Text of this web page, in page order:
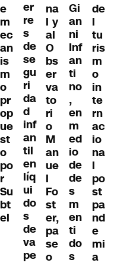
e
m
ec
an
is
m
o
pr
op
ue
st
o
po
r
Su
bt
el
er
re
s
de
se
gu
ri
da
d
inf
an
til
en
líq
ui
do
s
de
va
pe
na
l y
al
O
bs
er
va
to
ri
o
M
an
ue
l
Fo
st
er,
pa
se
o
Gi
an
ni
Inf
an
ti
no
,
en
m
ed
io
de
de
s
m
en
ti
do
s
de
l
tu
ris
m
o
in
te
rn
ac
io
na
l
po
st
pa
nd
e
mi
a